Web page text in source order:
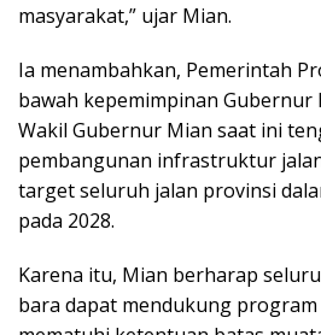
masyarakat,” ujar Mian.
Ia menambahkan, Pemerintah
bawah kepemimpinan Gubernur
Wakil Gubernur Mian saat ini
pembangunan infrastruktur
target seluruh jalan provinsi
pada 2028.
Karena itu, Mian berharap
bara dapat mendukung